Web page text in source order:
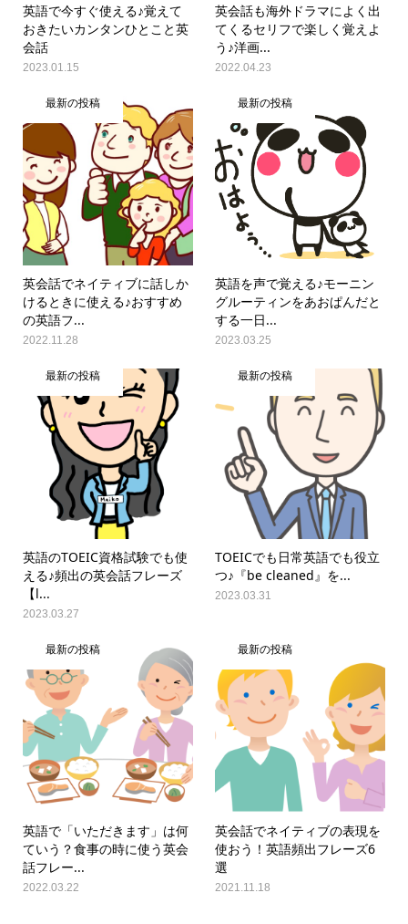
英語で今すぐ使える♪覚えて
おきたいカンタンひとこと英
会話
2023.01.15
英会話も海外ドラマによく出
てくるセリフで楽しく覚えよ
う♪洋画...
2022.04.23
最新の投稿
英会話でネイティブに話しか
けるときに使える♪おすすめ
の英語フ...
2022.11.28
最新の投稿
英語を声で覚える♪モーニン
グルーティンをあおぱんだと
する一日...
2023.03.25
最新の投稿
英語のTOEIC資格試験でも使
える♪頻出の英会話フレーズ
【l...
2023.03.27
最新の投稿
TOEICでも日常英語でも役立
つ♪『be cleaned』を...
2023.03.31
最新の投稿
英語で「いただきます」は何
ていう？食事の時に使う英会
話フレー...
2022.03.22
最新の投稿
英会話でネイティブの表現を
使おう！英語頻出フレーズ6
選
2021.11.18